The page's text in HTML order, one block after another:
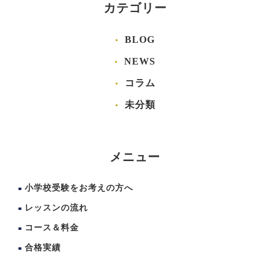
カテゴリー
BLOG
NEWS
コラム
未分類
メニュー
小学校受験をお考えの方へ
レッスンの流れ
コース＆料金
合格実績